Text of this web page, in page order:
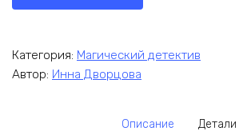
Категория: Магический детектив
Автор: Инна Дворцова
Описание Детали